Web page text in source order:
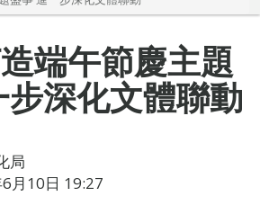
端午節慶主題
深化文體聯動
局
月10日 19:27